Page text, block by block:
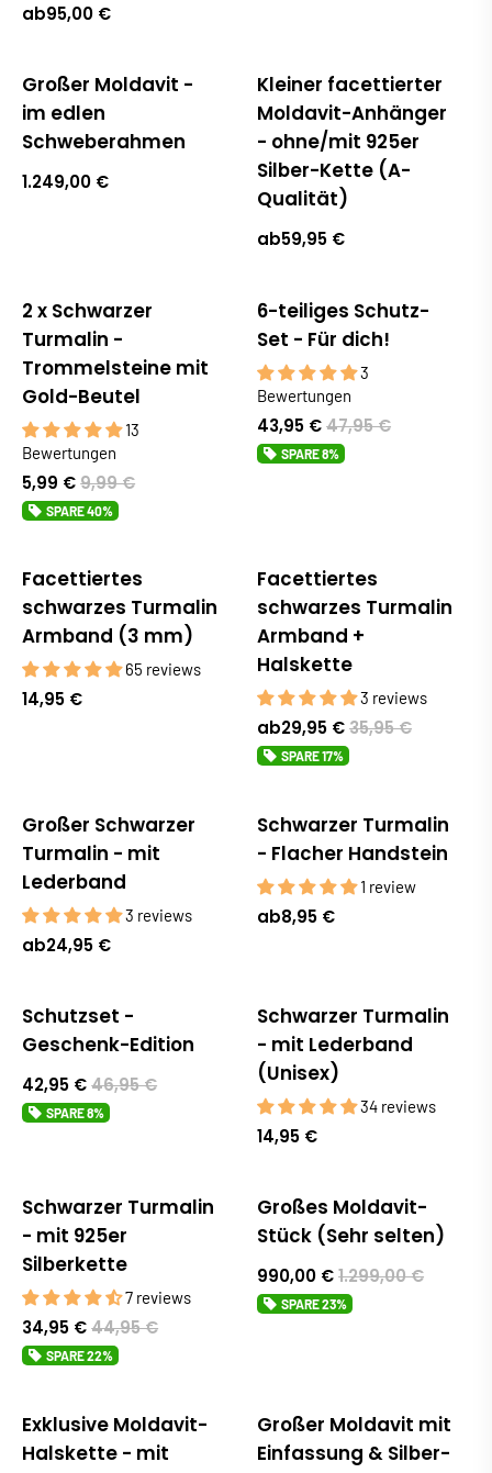
ab95,00 €
Großer Moldavit -
im edlen
Schweberahmen
1.249,00 €
Kleiner facettierter
Moldavit-Anhänger
- ohne/mit 925er
Silber-Kette (A-
Qualität)
ab59,95 €
Bestseller
2 x Schwarzer
Turmalin -
Trommelsteine mit
Gold-Beutel
13
Bewertungen
9,99 €
5,99 €
SPARE40%
Sale
6-teiliges Schutz-
Set - Für dich!
3
Bewertungen
47,95 €
43,95 €
SPARE8%
Bestseller
Facettiertes
schwarzes Turmalin
Armband (3 mm)
65 reviews
14,95 €
Sale
Facettiertes
schwarzes Turmalin
Armband +
Halskette
3 reviews
ab 35,95 €
29,95 €
SPARE17%
Bestseller
Großer Schwarzer
Turmalin - mit
Lederband
3 reviews
ab24,95 €
Schwarzer Turmalin
- Flacher Handstein
1 review
ab8,95 €
Sale
Schutzset -
Geschenk-Edition
46,95 €
42,95 €
SPARE8%
Bestseller
Schwarzer Turmalin
- mit Lederband
(Unisex)
34 reviews
14,95 €
Sale
Schwarzer Turmalin
- mit 925er
Silberkette
7 reviews
44,95 €
34,95 €
SPARE22%
Sale
Großes Moldavit-
Stück (Sehr selten)
1.299,00 €
990,00 €
SPARE23%
Exklusive Moldavit-
Halskette - mit
Sale
Großer Moldavit mit
Einfassung & Silber-